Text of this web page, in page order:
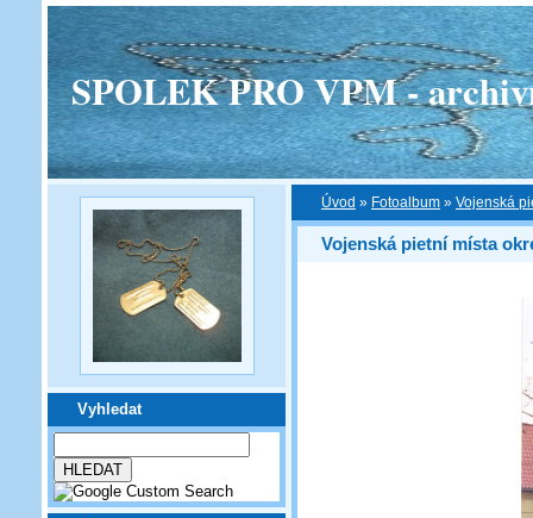
SPOLEK PRO VPM -
Vyhledat
Úvod » Fotoalbum » Vojenská
Vojenská pietní místa